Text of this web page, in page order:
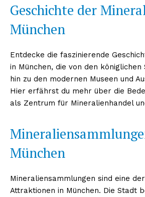
Geschichte der
München
Entdecke die faszinierende
in München, die von den königlichen
hin zu den modernen Museen und
Hier erfährst du mehr über die
als Zentrum für Mineralienhandel
München
Mineraliensammlungen sind eine
Attraktionen in München. Die Stadt